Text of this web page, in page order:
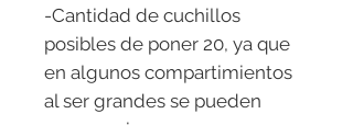
-Cantidad de cuchillos
posibles de poner 20, ya que
en algunos compartimientos
al ser grandes se pueden